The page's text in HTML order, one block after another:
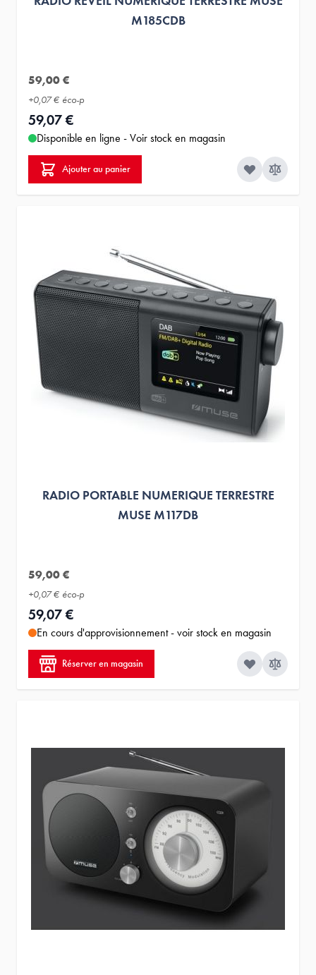
M185CDB
59,00 €
+0,07 € éco-p
59,07 €
Disponible en ligne - Voir stock en magasin
Ajouter au panier
RADIO PORTABLE NUMERIQUE TERRESTRE
MUSE M117DB
59,00 €
+0,07 € éco-p
59,07 €
En cours d'approvisionnement - voir stock en magasin
Réserver en magasin